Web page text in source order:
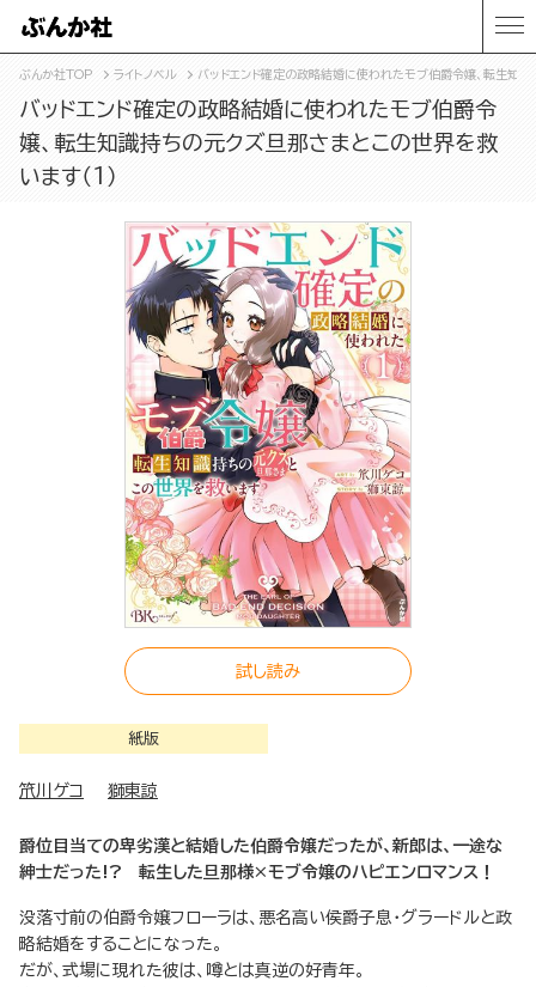
ぶんか社TOP ライトノベル バッドエンド確定の政略結婚に使われたモブ伯爵令嬢、転生知識
バッドエンド確定の政略結婚に使われたモブ伯爵令
嬢、転生知識持ちの元クズ旦那さまとこの世界を救
います（1）
試し読み
紙版
笊川ゲコ 獅東諒
爵位目当ての卑劣漢と結婚した伯爵令嬢だったが、新郎は、一途な
紳士だった!? 転生した旦那様×モブ令嬢のハピエンロマンス！
没落寸前の伯爵令嬢フローラは、悪名高い侯爵子息・グラードルと政
略結婚をすることになった。
だが、式場に現れた彼は、噂とは真逆の好青年。